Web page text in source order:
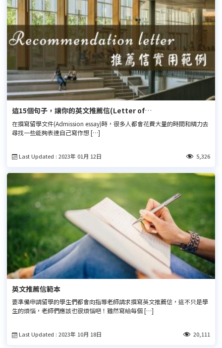
這15個句子，讓你的英文推薦信(Letter of
recommendation)更有說服力！
在撰寫留學文件(Admission essay)時，很多人都會花費大量的時間和精力去
尋找一些能夠表達自己寫作想 […]
Last Updated : 2023年 01月 12日 5,326
英文推薦信範本
要準備申請留學的學生們都會向指導老師請求撰寫英文推薦信，這不只是學
生的煩惱，老師們應該也很煩惱吧！雖然寫給每個 […]
Last Updated : 2023年 10月 18日 20,111